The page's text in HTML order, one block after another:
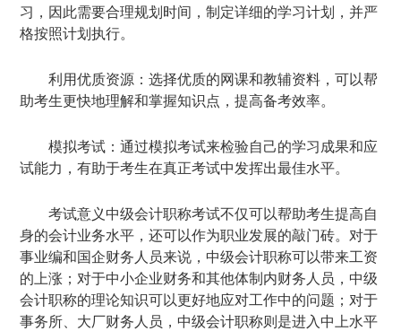
习，因此需要合理规划时间，制定详细的学习计划，并严
格按照计划执行。
利用优质资源：选择优质的网课和教辅资料，可以帮
助考生更快地理解和掌握知识点，提高备考效率。
模拟考试：通过模拟考试来检验自己的学习成果和应
试能力，有助于考生在真正考试中发挥出最佳水平。
考试意义中级会计职称考试不仅可以帮助考生提高自
身的会计业务水平，还可以作为职业发展的敲门砖。对于
事业编和国企财务人员来说，中级会计职称可以带来工资
的上涨；对于中小企业财务和其他体制内财务人员，中级
会计职称的理论知识可以更好地应对工作中的问题；对于
事务所、大厂财务人员，中级会计职称则是进入中上水平